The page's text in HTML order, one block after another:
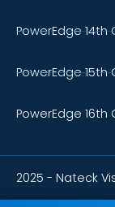
PowerEdge 14th
PowerEdge 15th
PowerEdge 16th
2025 - Nateck